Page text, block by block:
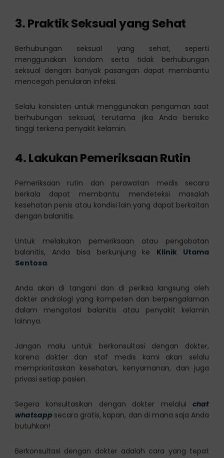
3. Praktik Seksual yang Sehat
Berhubungan seksual yang sehat, seperti
menggunakan kondom serta tidak berhubungan
seksual dengan banyak pasangan dapat membantu
mencegah penularan infeksi.
Selalu konsisten untuk menggunakan pengaman saat
berhubungan seksual, terutama jika Anda berisiko
tinggi terkena penyakit kelamin.
4. Lakukan Pemeriksaan Rutin
Pemeriksaan rutin dan perawatan medis secara
berkala dapat membantu mendeteksi masalah
kesehatan penis atau kondisi lain yang dapat berkaitan
dengan balanitis.
Untuk melakukan pemeriksaan atau pengobatan
balanitis, Anda bisa berkunjung ke Klinik Utama
Sentosa.
Anda akan di tangani dan di periksa langsung oleh
dokter andrologi yang kompeten dan berpengalaman
dalam mengatasi balanitis atau penyakit kelamin
lainnya.
Jangan malu untuk berkonsultasi dengan dokter,
karena dokter dan staf medis kami akan selalu
memprioritaskan kesehatan, kenyamanan, dan juga
privasi setiap pasien.
Segera konsultasikan dengan dokter melaluichat
whatsapp secara gratis, kapan, dan di mana saja Anda
butuhkan!
Berkonsultasi dengan dokter adalah cara yang tepat